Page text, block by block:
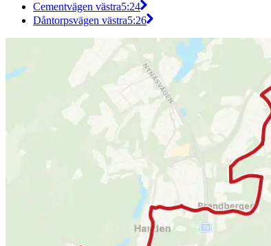
Cementvägen västra5:24
Dåntorpsvägen västra5:26